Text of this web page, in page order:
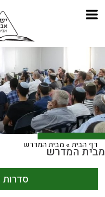
דף הבית» מבית המדרשמבית המדרש
סדרות